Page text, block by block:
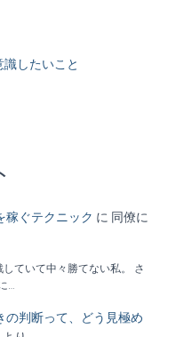
したいこと
稼ぐテクニック に 同僚に
ていて中々勝てない私。 さ
…
の判断って、どう見極め